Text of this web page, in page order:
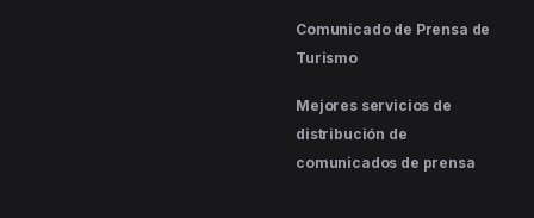
Comunicado de Prensa de
Turismo
Mejores servicios de
distribución de
comunicados de prensa